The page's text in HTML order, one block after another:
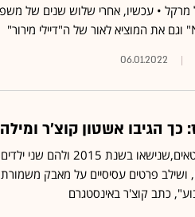
מרקל • עכשיו, אחרי שלוש שנים של
06.01.2022
כך הגיבו אשטון קוצ'ר
זוג
ושילב פרטים עסיסיים על מאבק
כתב קוצ'ר באינסטגרם